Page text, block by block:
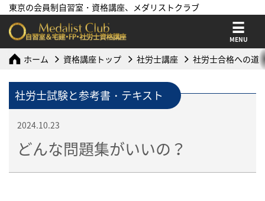
東京の会員制自習室・資格講座、メダリストクラブ
MENU
ホーム 資格講座トップ 社労士講座 社労士合格への道
社労士試験と参考書・テキスト
2024.10.23
どんな問題集がいいの？